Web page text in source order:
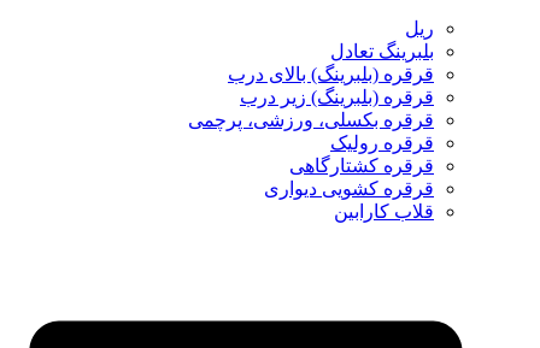
ریل
بلبرینگ تعادل
قرقره (بلبرینگ) بالای درب
قرقره (بلبرینگ) زیر درب
قرقره بکسلی، ورزشی، پرچمی
قرقره رولیک
قرقره کشتارگاهی
قرقره کشویی دیواری
قلاب کارابین